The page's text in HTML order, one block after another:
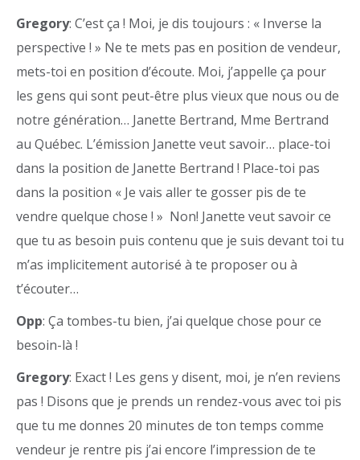
Gregory: C’est ça ! Moi, je dis toujours : « Inverse la
perspective ! » Ne te mets pas en position de vendeur,
mets-toi en position d’écoute. Moi, j’appelle ça pour
les gens qui sont peut-être plus vieux que nous ou de
notre génération… Janette Bertrand, Mme Bertrand
au Québec. L’émission Janette veut savoir… place-toi
dans la position de Janette Bertrand ! Place-toi pas
dans la position « Je vais aller te gosser pis de te
vendre quelque chose ! » Non! Janette veut savoir ce
que tu as besoin puis contenu que je suis devant toi tu
m’as implicitement autorisé à te proposer ou à
t’écouter…
Opp: Ça tombes-tu bien, j’ai quelque chose pour ce
besoin-là !
Gregory: Exact ! Les gens y disent, moi, je n’en reviens
pas ! Disons que je prends un rendez-vous avec toi pis
que tu me donnes 20 minutes de ton temps comme
vendeur je rentre pis j’ai encore l’impression de te